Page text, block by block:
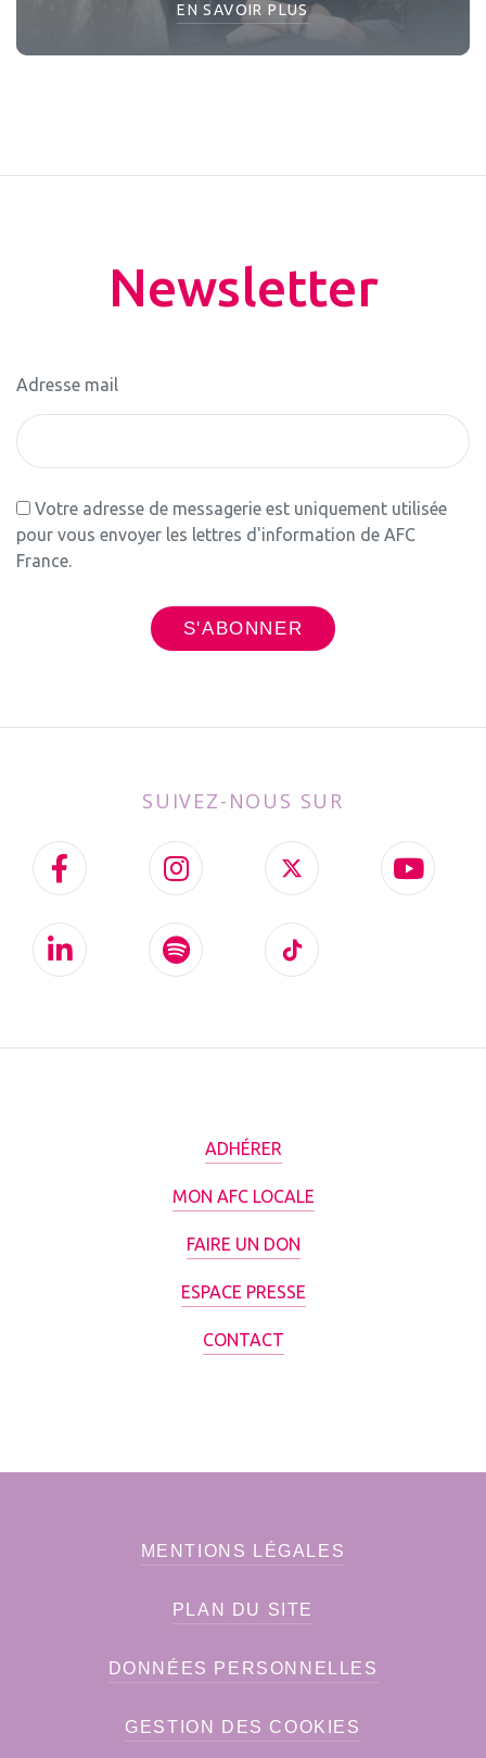
EN SAVOIR PLUS
Newsletter
Adresse mail
Votre adresse de messagerie est uniquement utilisée
pour vous envoyer les lettres d'information de AFC
France.
SUIVEZ-NOUS SUR
ADHÉRER
MON AFC LOCALE
FAIRE UN DON
ESPACE PRESSE
CONTACT
MENTIONS LÉGALES
PLAN DU SITE
DONNÉES PERSONNELLES
GESTION DES COOKIES